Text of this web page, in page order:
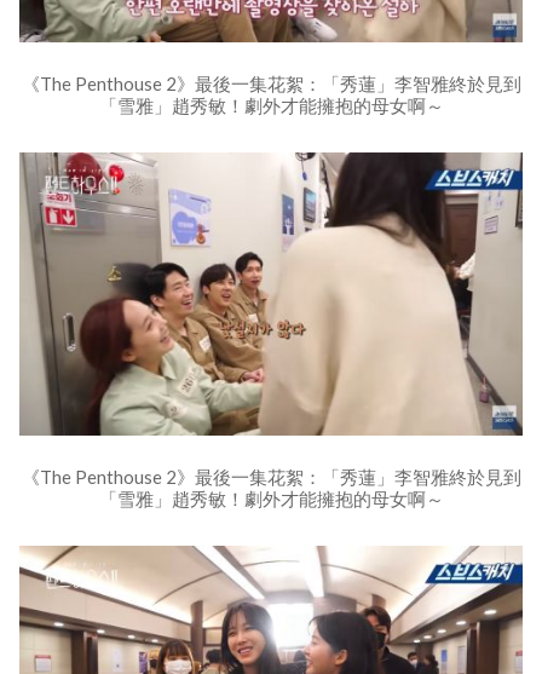
《The Penthouse 2》最後一集花絮：「秀蓮」李智雅終於見到
「雪雅」趙秀敏！劇外才能擁抱的母女啊～
《The Penthouse 2》最後一集花絮：「秀蓮」李智雅終於見到
「雪雅」趙秀敏！劇外才能擁抱的母女啊～